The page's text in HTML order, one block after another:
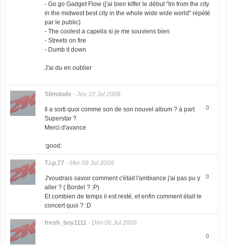
- Go go Gadget Flow (j'ai bien kiffer le début "Im from the city
in the midwest best city in the whole wide wide world" répété
par le public)
- The coolest a capella si je me souviens bien
- Streets on fire
- Dumb it down
J'ai du en oublier
Slimdods - Jeu 10 Jul 2008
0
Il a sorti quoi comme son de son nouvel album ? à part
Superstar ?
Merci d'avance
:good:
T.i.p.77 - Mer 09 Jul 2008
0
J'voudrais savoir comment c'était l'ambiance j'ai pas pu y
aller ? ( Bordel ? :P)
Et combien de temps il est resté, et enfin comment était le
concert quoi ? :D
fresh_boy1111- Dim 06 Jul 2008
0